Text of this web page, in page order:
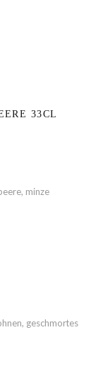
33CL
minze
geschmortes